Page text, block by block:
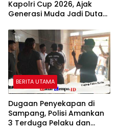
Kapolri Cup 2026, Ajak
Generasi Muda Jadi Duta
Laporkan Gangguan Ke 110
BERITA UTAMA
Dugaan Penyekapan di
Sampang, Polisi Amankan
3 Terduga Pelaku dan